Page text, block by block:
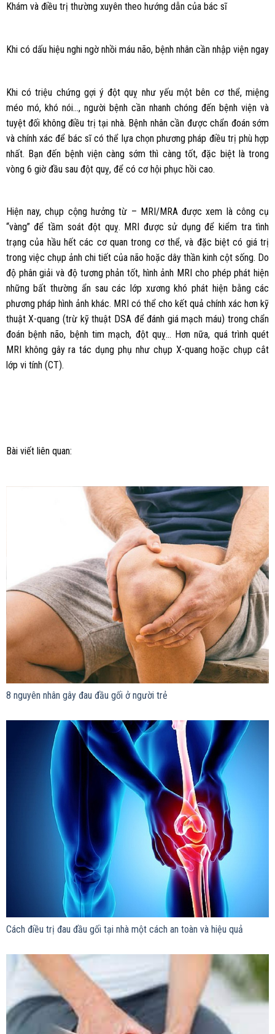
Khám và điều trị thường xuyên theo hướng dẫn của bác sĩ
Khi có dấu hiệu nghi ngờ nhồi máu não, bệnh nhân cần nhập viện ngay
Khi có triệu chứng gợi ý đột quỵ như yếu một bên cơ thể, miệng
méo mó, khó nói…, người bệnh cần nhanh chóng đến bệnh viện và
tuyệt đối không điều trị tại nhà. Bệnh nhân cần được chẩn đoán sớm
và chính xác để bác sĩ có thể lựa chọn phương pháp điều trị phù hợp
nhất. Bạn đến bệnh viện càng sớm thì càng tốt, đặc biệt là trong
vòng 6 giờ đầu sau đột quỵ, để có cơ hội phục hồi cao.
Hiện nay, chụp cộng hưởng từ – MRI/MRA được xem là công cụ
“vàng” để tầm soát đột quỵ. MRI được sử dụng để kiểm tra tình
trạng của hầu hết các cơ quan trong cơ thể, và đặc biệt có giá trị
trong việc chụp ảnh chi tiết của não hoặc dây thần kinh cột sống. Do
độ phân giải và độ tương phản tốt, hình ảnh MRI cho phép phát hiện
những bất thường ẩn sau các lớp xương khó phát hiện bằng các
phương pháp hình ảnh khác. MRI có thể cho kết quả chính xác hơn kỹ
thuật X-quang (trừ kỹ thuật DSA để đánh giá mạch máu) trong chẩn
đoán bệnh não, bệnh tim mạch, đột quỵ… Hơn nữa, quá trình quét
MRI không gây ra tác dụng phụ như chụp X-quang hoặc chụp cắt
lớp vi tính (CT).
Bài viết liên quan:
8 nguyên nhân gây đau đầu gối ở người trẻ
Cách điều trị đau đầu gối tại nhà một cách an toàn và hiệu quả